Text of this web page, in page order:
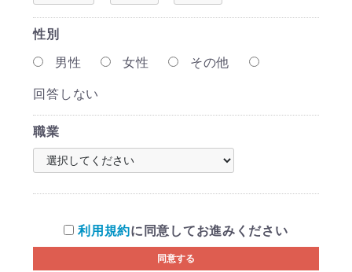
性別
男性 女性 その他
回答しない
職業
利用規約に同意してお進みください
同意する